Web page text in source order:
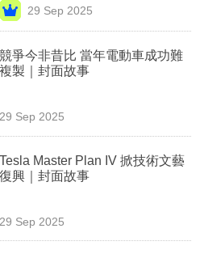
29 Sep 2025
競爭今非昔比 當年電動車成功難
複製｜封面故事
29 Sep 2025
Tesla Master Plan IV 掀技術文藝
復興｜封面故事
29 Sep 2025